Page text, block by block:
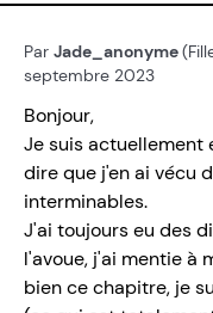
Par Jade_anonyme
septembre 2023
Bonjour,
Je suis actuellement
dire que j'en ai vécu
interminables.
J'ai toujours eu des
l'avoue, j'ai mentie à
bien ce chapitre, je